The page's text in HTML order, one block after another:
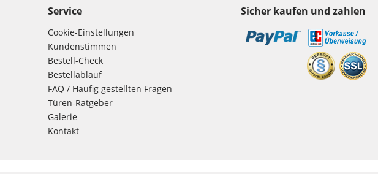
Service
Cookie-Einstellungen
Kundenstimmen
Bestell-Check
Bestellablauf
FAQ / Häufig gestellten Fragen
Türen-Ratgeber
Galerie
Kontakt
Sicher kaufen und zahlen